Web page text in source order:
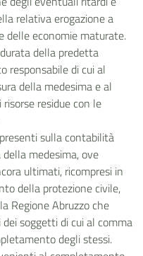
relativa erogazione a
delle economie maturate.
della predetta
responsabile di cui al
della medesima e al
residue con le
sulla contabilità
medesima, ove
ultimati, ricompresi in
della protezione civile,
Regione Abruzzo che
soggetti di cui al comma
degli stessi.